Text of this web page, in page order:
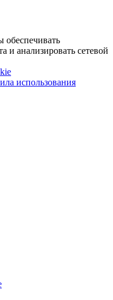
и анализировать сетевой
использования